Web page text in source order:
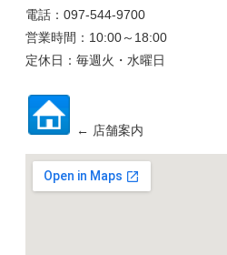
電話：097-544-9700
営業時間：10:00～18:00
定休日：毎週火・水曜日
← 店舗案内